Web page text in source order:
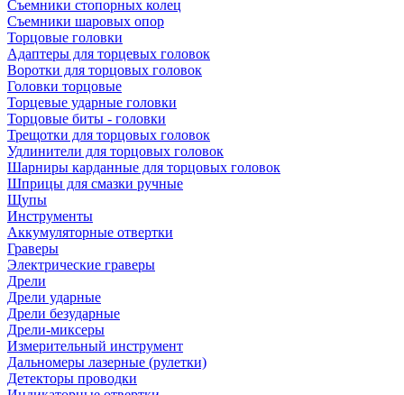
Съемники стопорных колец
Съемники шаровых опор
Торцовые головки
Адаптеры для торцевых головок
Воротки для торцовых головок
Головки торцовые
Торцевые ударные головки
Торцовые биты - головки
Трещотки для торцовых головок
Удлинители для торцовых головок
Шарниры карданные для торцовых головок
Шприцы для смазки ручные
Щупы
Инструменты
Аккумуляторные отвертки
Граверы
Электрические граверы
Дрели
Дрели ударные
Дрели безударные
Дрели-миксеры
Измерительный инструмент
Дальномеры лазерные (рулетки)
Детекторы проводки